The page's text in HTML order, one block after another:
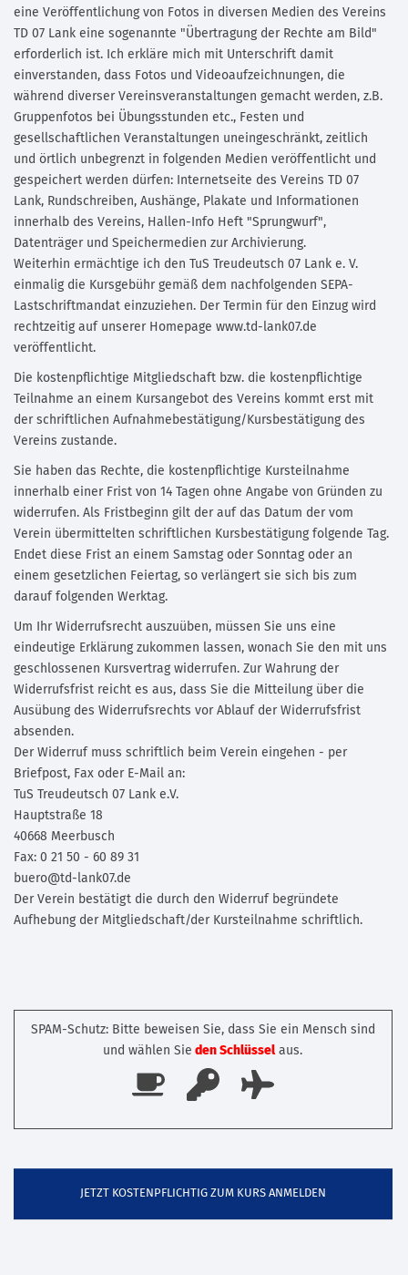
eine Veröffentlichung von Fotos in diversen Medien des Vereins
TD 07 Lank eine sogenannte "Übertragung der Rechte am Bild"
erforderlich ist. Ich erkläre mich mit Unterschrift damit
einverstanden, dass Fotos und Videoaufzeichnungen, die
während diverser Vereinsveranstaltungen gemacht werden, z.B.
Gruppenfotos bei Übungsstunden etc., Festen und
gesellschaftlichen Veranstaltungen uneingeschränkt, zeitlich
und örtlich unbegrenzt in folgenden Medien veröffentlicht und
gespeichert werden dürfen: Internetseite des Vereins TD 07
Lank, Rundschreiben, Aushänge, Plakate und Informationen
innerhalb des Vereins, Hallen-Info Heft "Sprungwurf",
Datenträger und Speichermedien zur Archivierung.
Weiterhin ermächtige ich den TuS Treudeutsch 07 Lank e. V.
einmalig die Kursgebühr gemäß dem nachfolgenden SEPA-
Lastschriftmandat einzuziehen. Der Termin für den Einzug wird
rechtzeitig auf unserer Homepage www.td-lank07.de
veröffentlicht.
Die kostenpflichtige Mitgliedschaft bzw. die kostenpflichtige
Teilnahme an einem Kursangebot des Vereins kommt erst mit
der schriftlichen Aufnahmebestätigung/Kursbestätigung des
Vereins zustande.
Sie haben das Rechte, die kostenpflichtige Kursteilnahme
innerhalb einer Frist von 14 Tagen ohne Angabe von Gründen zu
widerrufen. Als Fristbeginn gilt der auf das Datum der vom
Verein übermittelten schriftlichen Kursbestätigung folgende Tag.
Endet diese Frist an einem Samstag oder Sonntag oder an
einem gesetzlichen Feiertag, so verlängert sie sich bis zum
darauf folgenden Werktag.
Um Ihr Widerrufsrecht auszuüben, müssen Sie uns eine
eindeutige Erklärung zukommen lassen, wonach Sie den mit uns
geschlossenen Kursvertrag widerrufen. Zur Wahrung der
Widerrufsfrist reicht es aus, dass Sie die Mitteilung über die
Ausübung des Widerrufsrechts vor Ablauf der Widerrufsfrist
absenden.
Der Widerruf muss schriftlich beim Verein eingehen - per
Briefpost, Fax oder E-Mail an:
TuS Treudeutsch 07 Lank e.V.
Hauptstraße 18
40668 Meerbusch
Fax: 0 21 50 - 60 89 31
buero@td-lank07.de
Der Verein bestätigt die durch den Widerruf begründete
Aufhebung der Mitgliedschaft/der Kursteilnahme schriftlich.
SPAM-Schutz: Bitte beweisen Sie, dass Sie ein Mensch sind
und wählen Sie den Schlüsselaus.